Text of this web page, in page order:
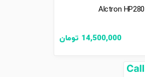
Alctron HP280
14,500,000 تومان